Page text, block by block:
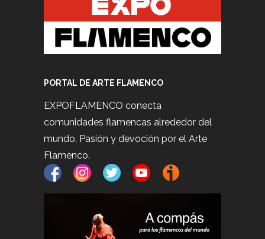
PORTAL DE ARTE FLAMENCO
EXPOFLAMENCO conecta
comunidades flamencas alrededor del
mundo. Pasión y devoción por el Arte
Flamenco.